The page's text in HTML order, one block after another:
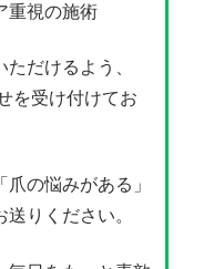
重視の施術
だけるよう、
を受け付けてお
爪の悩みがある」
りください。